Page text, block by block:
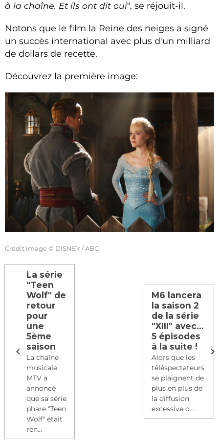
à la chaîne. Et ils ont dit oui", se réjouit-il.
Notons que le film la Reine des neiges a signé
un succès international avec plus d'un milliard
de dollars de recette.
Découvrez la première image:
Crédit image © DISNEY / ABC
La série
"Teen
Wolf" de
retour
pour
une
5ème
saison
La chaîne
musicale
MTV a
annoncé
que sa série
phare "Teen
Wolf" était
ren...
M6 lancera
la saison 2
de la série
"XIII" avec...
5 épisodes
à la suite !
Alors que les
téléspectateurs
se plaignent de
plus en plus de
la diffusion
excessive d...